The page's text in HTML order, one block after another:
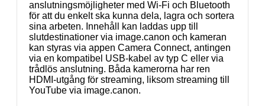
anslutningsmöjligheter med Wi-Fi och Bluetooth
för att du enkelt ska kunna dela, lagra och sortera
sina arbeten. Innehåll kan laddas upp till
slutdestinationer via image.canon och kameran
kan styras via appen Camera Connect, antingen
via en kompatibel USB-kabel av typ C eller via
trådlös anslutning. Båda kamerorna har ren
HDMI-utgång för streaming, liksom streaming till
YouTube via image.canon.